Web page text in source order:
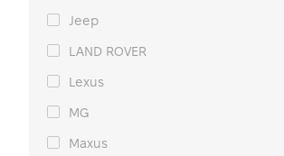
Jeep
LAND ROVER
Lexus
MG
Maxus